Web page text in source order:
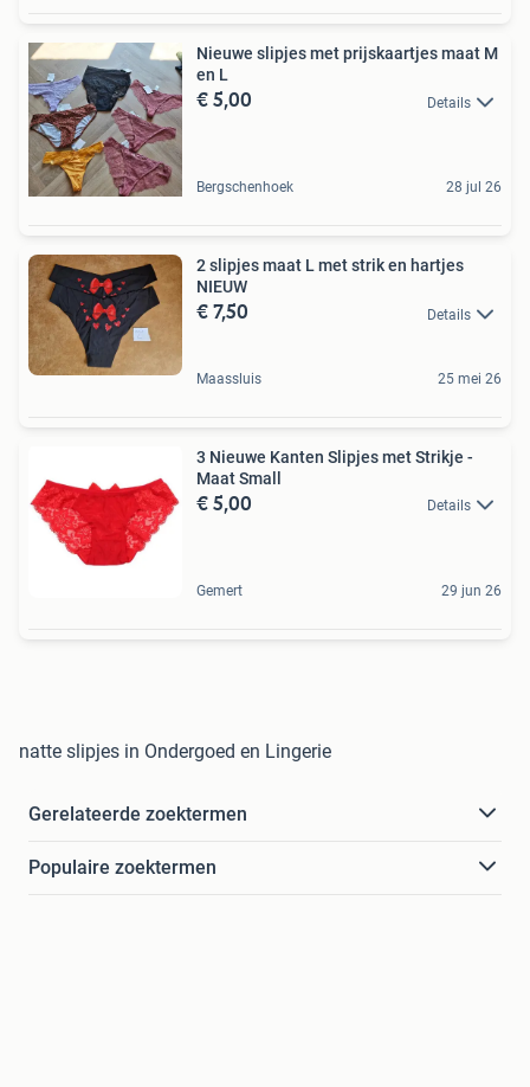
Nieuwe slipjes met prijskaartjes maat M
en L
€ 5,00 Details
Bergschenhoek 28 jul 26
2 slipjes maat L met strik en hartjes
NIEUW
€ 7,50 Details
Maassluis 25 mei 26
3 Nieuwe Kanten Slipjes met Strikje -
Maat Small
€ 5,00 Details
Gemert 29 jun 26
natte slipjes in Ondergoed en Lingerie
Gerelateerde zoektermen
Populaire zoektermen